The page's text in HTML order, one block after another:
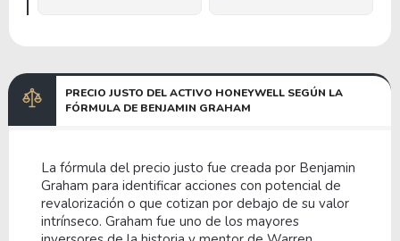
PRECIO JUSTO DEL ACTIVO HONEYWELL SEGÚN LA
FÓRMULA DE BENJAMIN GRAHAM
La fórmula del precio justo fue creada por Benjamin
Graham para identificar acciones con potencial de
revalorización o que cotizan por debajo de su valor
intrínseco. Graham fue uno de los mayores